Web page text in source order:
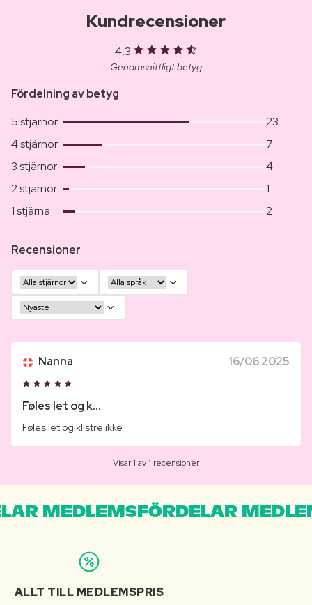
Kundrecensioner
4,3
Genomsnittligt betyg
Fördelning av betyg
5 stjärnor
23
4 stjärnor
7
3 stjärnor
4
2 stjärnor
1
1 stjärna
2
Recensioner
Nanna 16/06 2025
Føles let og k...
Føles let og klistre ikke
Visar 1 av 1 recensioner
MEDLEMSFÖRDELAR
ALLT TILL MEDLEMSPRIS